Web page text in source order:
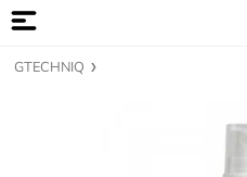
GTECHNIQ